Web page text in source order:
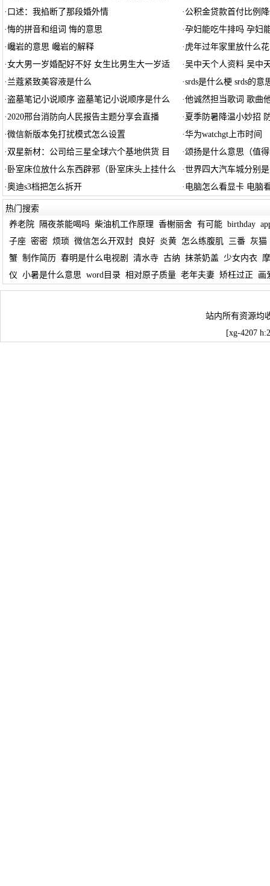
· 口述：我掐断了那段婚外情 · 公积金贷款首付比例
·悔的拼音和组词 悔的意思 ·孕妇能吃牛排吗 孕妇
· 巉岩的意思 巉岩的解释 · 虎年过年家里放什么
·女大男一岁婚配好不好 女生比男生大一岁适 ·吴中天个人资料 吴中
· 兰蔻紧致美容液是什么 ·srds是什么梗 srds的意
·盗墓笔记小说顺序 盗墓笔记小说顺序是什么 ·他诚然担当歌词 歌曲
·2020邢台消防向人民报告主题分享会直播 · 夏季防暑降温小妙招
·微信新版本免打扰模式怎么设置 ·华为watchgt上市时间
· 双星新材：公司给三星全球六个基地供货 目 ·颂扬是什么意思（值
· 卧室床位放什么东西辟邪（卧室床头上挂什么 ·世界四大汽车城分别
·奥迪s3档把怎么拆开 · 电脑怎么看显卡 电脑
热门搜索
养老院
隔夜茶能喝吗 柴油机工作原理 香榭丽舍 有可能 birthday
子座 密密 烦琐 微信怎么开双封 良好 炎黄 怎么练腹肌 三番 灰猫
蟹 制作简历 春明是什么电视剧 清水寺 古纳 抹茶奶盖 少女内衣
仪 小暑是什么意思 word目录 相对原子质量 老年夫妻 矫枉过正 画
站内所有资源均
[xg-4207